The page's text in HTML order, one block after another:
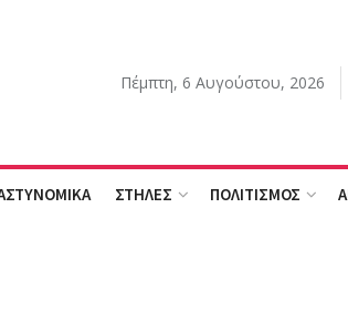
Πέμπτη, 6 Αυγούστου, 2026
ΣΤΗΛΕΣ ΠΟΛΙΤΙΣΜΟΣ